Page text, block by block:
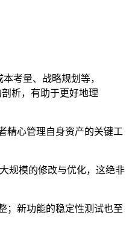
考量、战略规划等，
析，有助于更好地理
精心管理自身资产的关键工
规模的修改与优化，这绝非
；新功能的稳定性测试也至